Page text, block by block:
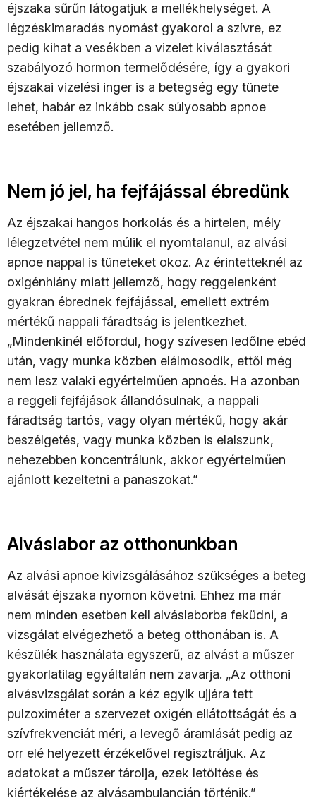
éjszaka sűrűn látogatjuk a mellékhelységet. A
légzéskimaradás nyomást gyakorol a szívre, ez
pedig kihat a vesékben a vizelet kiválasztását
szabályozó hormon termelődésére, így a gyakori
éjszakai vizelési inger is a betegség egy tünete
lehet, habár ez inkább csak súlyosabb apnoe
esetében jellemző.
Nem jó jel, ha fejfájással ébredünk
Az éjszakai hangos horkolás és a hirtelen, mély
lélegzetvétel nem múlik el nyomtalanul, az alvási
apnoe nappal is tüneteket okoz. Az érintetteknél az
oxigénhiány miatt jellemző, hogy reggelenként
gyakran ébrednek fejfájással, emellett extrém
mértékű nappali fáradtság is jelentkezhet.
„Mindenkinél előfordul, hogy szívesen ledőlne ebéd
után, vagy munka közben elálmosodik, ettől még
nem lesz valaki egyértelműen apnoés. Ha azonban
a reggeli fejfájások állandósulnak, a nappali
fáradtság tartós, vagy olyan mértékű, hogy akár
beszélgetés, vagy munka közben is elalszunk,
nehezebben koncentrálunk, akkor egyértelműen
ajánlott kezeltetni a panaszokat.”
Alváslabor az otthonunkban
Az alvási apnoe kivizsgálásához szükséges a beteg
alvását éjszaka nyomon követni. Ehhez ma már
nem minden esetben kell alváslaborba feküdni, a
vizsgálat elvégezhető a beteg otthonában is. A
készülék használata egyszerű, az alvást a műszer
gyakorlatilag egyáltalán nem zavarja. „Az otthoni
alvásvizsgálat során a kéz egyik ujjára tett
pulzoximéter a szervezet oxigén ellátottságát és a
szívfrekvenciát méri, a levegő áramlását pedig az
orr elé helyezett érzékelővel regisztráljuk. Az
adatokat a műszer tárolja, ezek letöltése és
kiértékelése az alvásambulancián történik.”